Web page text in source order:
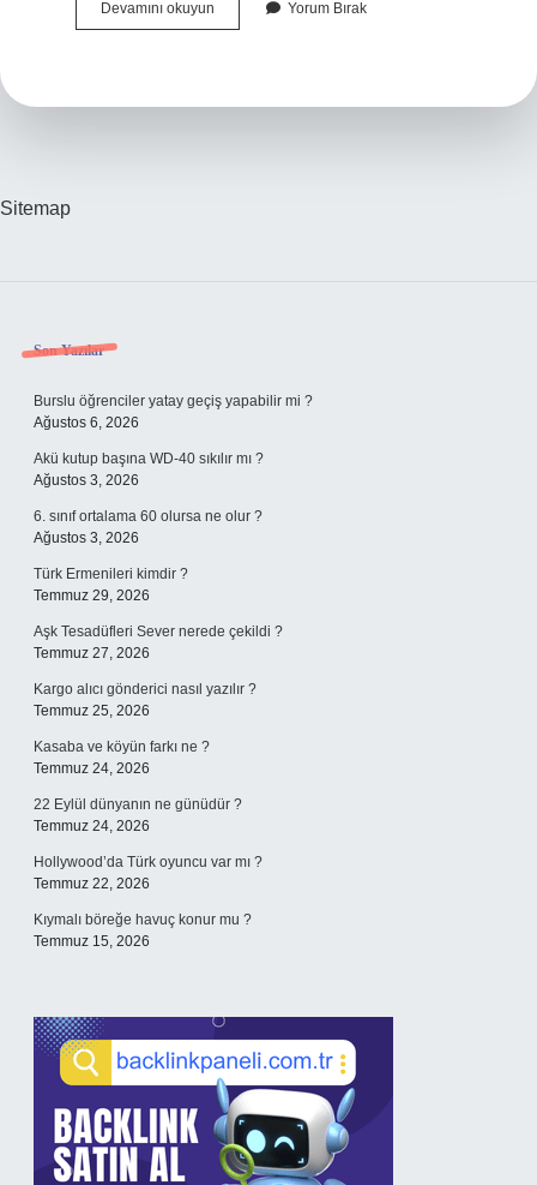
Devamını okuyun
Göz
Yorum Bırak
Sitemap
Sidebar
Son Yazılar
Burslu öğrenciler yatay geçiş yapabilir mi ?
Ağustos 6, 2026
Akü kutup başına WD-40 sıkılır mı ?
Ağustos 3, 2026
6. sınıf ortalama 60 olursa ne olur ?
Ağustos 3, 2026
Türk Ermenileri kimdir ?
Temmuz 29, 2026
Aşk Tesadüfleri Sever nerede çekildi ?
Temmuz 27, 2026
Kargo alıcı gönderici nasıl yazılır ?
Temmuz 25, 2026
Kasaba ve köyün farkı ne ?
Temmuz 24, 2026
22 Eylül dünyanın ne günüdür ?
Temmuz 24, 2026
Hollywood’da Türk oyuncu var mı ?
Temmuz 22, 2026
Kıymalı böreğe havuç konur mu ?
Temmuz 15, 2026